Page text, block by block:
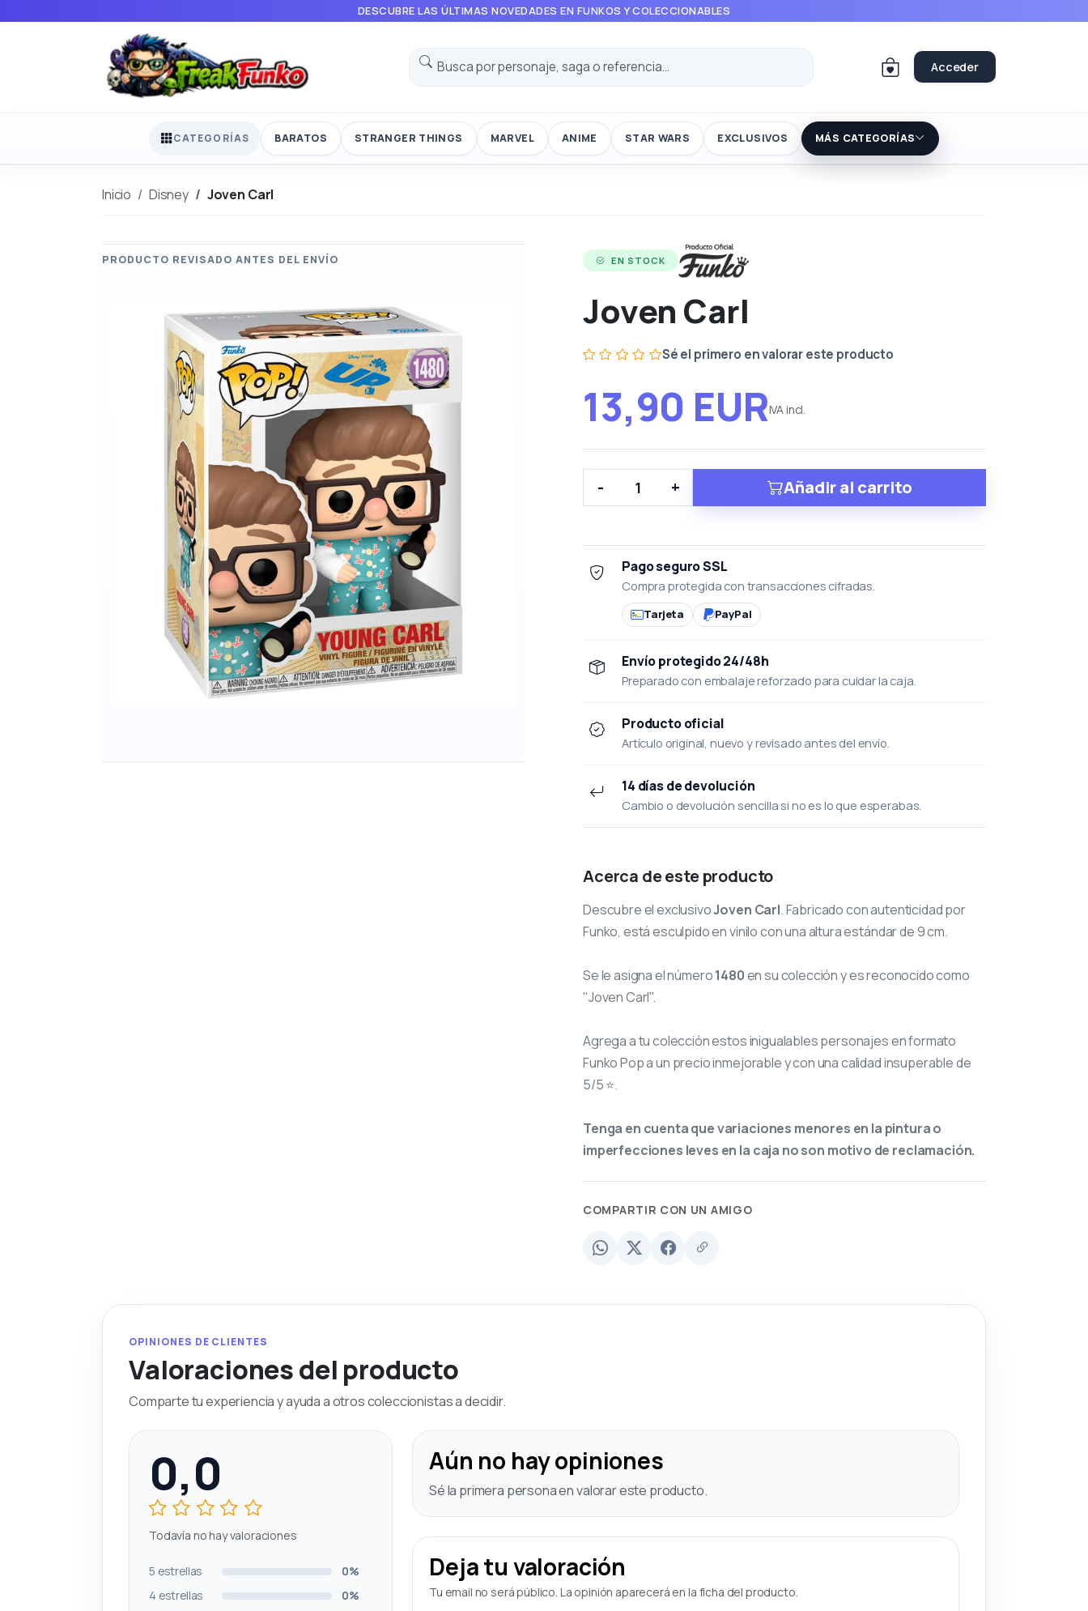
DESCUBRE LAS ÚLTIMAS NOVEDADES EN FUNKOS Y COLECCIONABLES
Acceder
CATEGORÍAS BARATOS STRANGER THINGS MARVEL ANIME STAR WARS EXCLUSIVOS MÁS CATEGORÍAS
Inicio Disney Joven Carl
EN STOCK
Joven Carl
Sé el primero en valorar este producto
13,90 EURIVA incl.
- + Añadir al carrito
Pago seguro SSL
Compra protegida con transacciones cifradas.
Tarjeta PayPal
Envío protegido 24/48h
Preparado con embalaje reforzado para cuidar la caja.
Producto oficial
Artículo original, nuevo y revisado antes del envío.
14 días de devolución
Cambio o devolución sencilla si no es lo que esperabas.
Acerca de este producto
Descubre el exclusivoJoven Carl. Fabricado con autenticidad por
Funko, está esculpido en vinilo con una altura estándar de 9 cm.
Se le asigna el número1480en su colección y es reconocido como
"Joven Carl".
Agrega a tu colección estos inigualables personajes en formato
Funko Pop a un precio inmejorable y con una calidad insuperable de
5/5 ⭐.
Tenga en cuenta que variaciones menores en la pintura o
imperfecciones leves en la caja no son motivo de reclamación.
COMPARTIR CON UN AMIGO
OPINIONES DE CLIENTES
Valoraciones del producto
Comparte tu experiencia y ayuda a otros coleccionistas a decidir.
0,0
Todavía no hay valoraciones
5 estrellas
0%
4 estrellas
0%
Aún no hay opiniones
Sé la primera persona en valorar este producto.
Deja tu valoración
Tu email no será público. La opinión aparecerá en la ficha del producto.